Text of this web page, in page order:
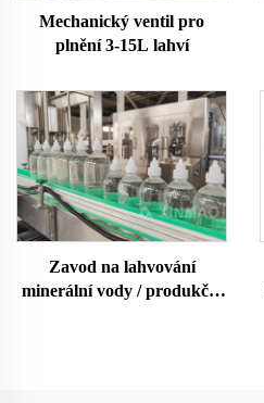
Mechanický ventil pro
plnění 3-15L lahví
Zavod na lahvování
minerální vody / produkční